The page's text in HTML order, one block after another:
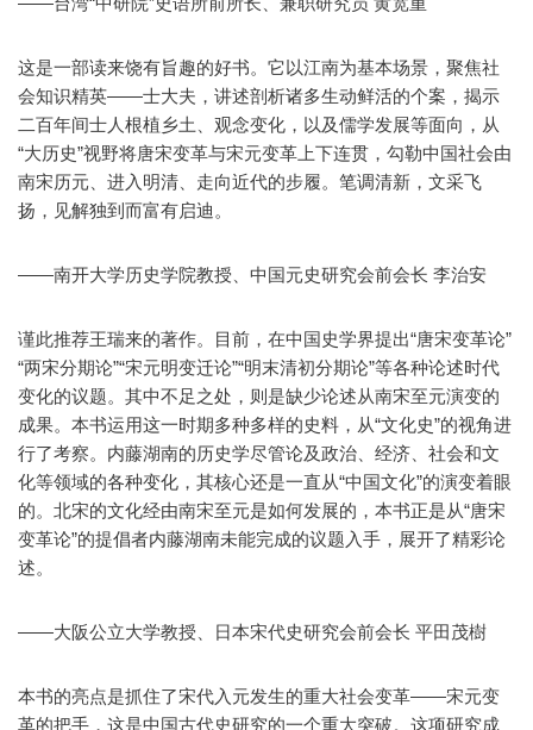
这是一部读来饶有旨趣的好书。它以江南为基本场景，聚焦社
会知识精英——士大夫，讲述剖析诸多生动鲜活的个案，揭示
二百年间士人根植乡土、观念变化，以及儒学发展等面向，从
“大历史”视野将唐宋变革与宋元变革上下连贯，勾勒中国社会由
南宋历元、进入明清、走向近代的步履。笔调清新，文采飞
扬，见解独到而富有启迪。
——南开大学历史学院教授、中国元史研究会前会长 李治安
谨此推荐王瑞来的著作。目前，在中国史学界提出“唐宋变革论”
“两宋分期论”“宋元明变迁论”“明末清初分期论”等各种论述时代
变化的议题。其中不足之处，则是缺少论述从南宋至元演变的
成果。本书运用这一时期多种多样的史料，从“文化史”的视角进
行了考察。内藤湖南的历史学尽管论及政治、经济、社会和文
化等领域的各种变化，其核心还是一直从“中国文化”的演变着眼
的。北宋的文化经由南宋至元是如何发展的，本书正是从“唐宋
变革论”的提倡者内藤湖南未能完成的议题入手，展开了精彩论
述。
——大阪公立大学教授、日本宋代史研究会前会长 平田茂樹
本书的亮点是抓住了宋代入元发生的重大社会变革——宋元变
革的把手，这是中国古代史研究的一个重大突破。这项研究成